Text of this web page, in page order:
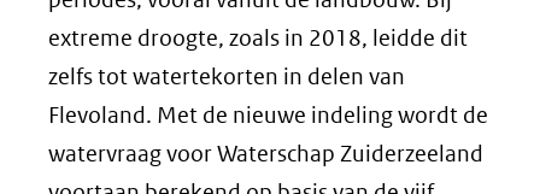
extreme droogte, zoals in 2018, leidde dit
zelfs tot watertekorten in delen van
Flevoland. Met de nieuwe indeling wordt de
watervraag voor Waterschap Zuiderzeeland